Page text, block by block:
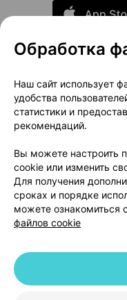
О
Размещение
Способы
© 2026 ООО «Артокс Лаб»,
Обработка
Наш сайт использует
удобства
статистики и
рекомендаций.
Вы можете настроить
cookie или изменить
Для получения
сроках и порядке
можете ознакомиться
файлов cookie